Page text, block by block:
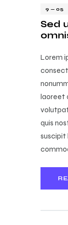
9 — 05
Sed
Lorem
laoreet
quis
suscipit